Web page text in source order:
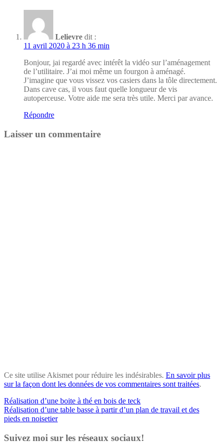
Lelievre dit :
11 avril 2020 à 23 h 36 min
Bonjour, jai regardé avec intérêt la vidéo sur l’aménagement
de l’utilitaire. J’ai moi même un fourgon à aménagé.
J’imagine que vous vissez vos casiers dans la tôle directement.
Dans cave cas, il vous faut quelle longueur de vis
autoperceuse. Votre aide me sera très utile. Merci par avance.
Répondre
Laisser un commentaire
Ce site utilise Akismet pour réduire les indésirables. En savoir plus
sur la façon dont les données de vos commentaires sont traitées.
Navigation
de
Réalisation d’une boite à thé en bois de teck
Réalisation d’une table basse à partir d’un plan de travail et des
pieds en noisetier
Suivez moi sur les réseaux sociaux!